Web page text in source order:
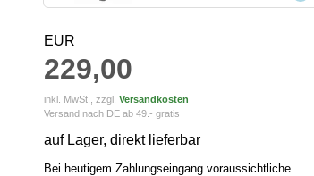
EUR
229,00
inkl. MwSt., zzgl. Versandkosten
Versand nach DE ab 49.- gratis
auf Lager, direkt lieferbar
Bei heutigem Zahlungseingang voraussichtliche